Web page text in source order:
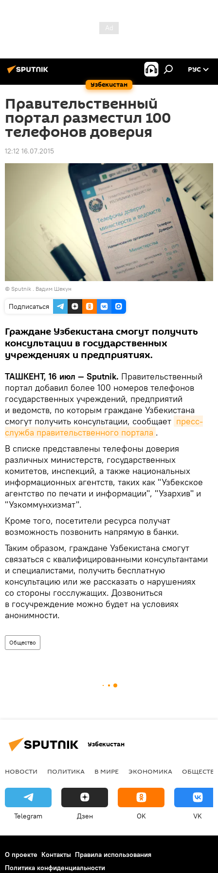
Узбекистан
РУС
Правительственный
портал разместил 100
телефонов доверия
12:12 16.07.2015
© Sputnik . Вадим Шекун
Подписаться
Граждане Узбекистана смогут получить
консультации в государственных
учреждениях и предприятиях.
ТАШКЕНТ, 16 июл — Sputnik. Правительственный
портал добавил более 100 номеров телефонов
государственных учреждений, предприятий
и ведомств, по которым граждане Узбекистана
смогут получить консультации, сообщает пресс-
служба правительственного портала .
В списке представлены телефоны доверия
различных министерств, государственных
комитетов, инспекций, а также национальных
информационных агентств, таких как "Узбекское
агентство по печати и информации", "Узархив" и
"Узкоммунхизмат".
Кроме того, посетители ресурса получат
возможность позвонить напрямую в банки.
Таким образом, граждане Узбекистана смогут
связаться с квалифицированными консультантами
и специалистами, получить бесплатную
консультацию или же рассказать о нарушениях
со стороны госслужащих. Дозвониться
в госучреждение можно будет на условиях
анонимности.
Общество
Узбекистан
НОВОСТИ ПОЛИТИКА В МИРЕ ЭКОНОМИКА
Telegram Дзен OK VK
О проекте Контакты Правила использования
Политика конфиденциальности